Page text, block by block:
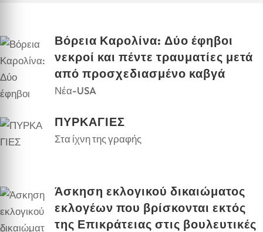
Βόρεια Καρολίνα: Δύο έφηβοι
νεκροί και πέντε τραυματίες μετά
από προσχεδιασμένο καβγά
Νέα-USA
ΠΥΡΚΑΓΙΕΣ
Στα ίχνη της γραφής
Άσκηση εκλογικού δικαιώματος
εκλογέων που βρίσκονται εκτός
της Επικράτειας στις βουλευτικές